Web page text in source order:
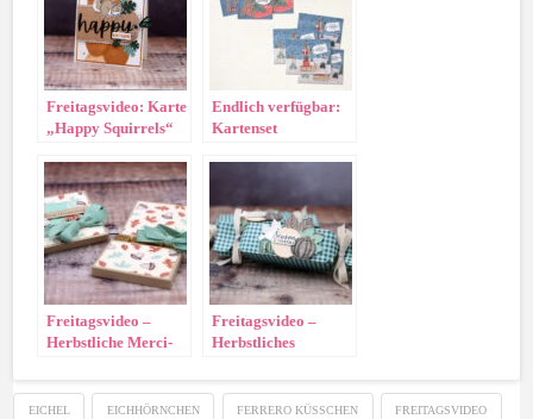
Freitagsvideo: Karte
„Happy Squirrels“
Endlich verfügbar:
Kartenset
Weihnachten“
Freitagsvideo –
Herbstliche Merci-
Freitagsvideo –
Herbstliches
EICHEL EICHHÖRNCHEN FERRERO KÜSSCHEN FREITAGSVIDEO